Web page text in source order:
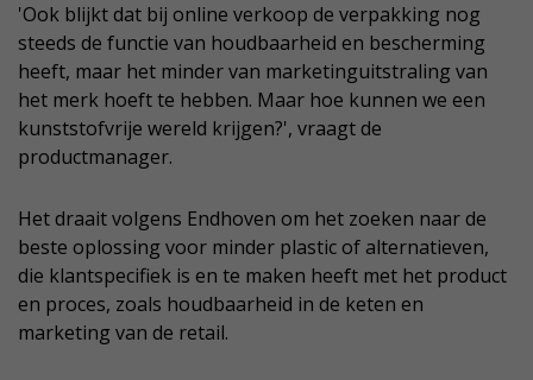
'Ook blijkt dat bij online verkoop de verpakking nog
steeds de functie van houdbaarheid en bescherming
heeft, maar het minder van marketinguitstraling van
het merk hoeft te hebben. Maar hoe kunnen we een
kunststofvrije wereld krijgen?', vraagt de
productmanager.
Het draait volgens Endhoven om het zoeken naar de
beste oplossing voor minder plastic of alternatieven,
die klantspecifiek is en te maken heeft met het product
en proces, zoals houdbaarheid in de keten en
marketing van de retail.